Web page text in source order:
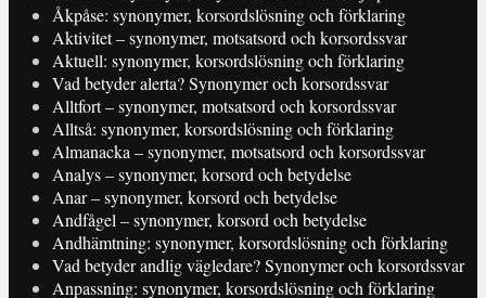
Åkpåse: synonymer, korsordslösning och förklaring
Aktivitet – synonymer, motsatsord och korsordssvar
Aktuell: synonymer, korsordslösning och förklaring
Vad betyder alerta? Synonymer och korsordssvar
Alltfort – synonymer, motsatsord och korsordssvar
Alltså: synonymer, korsordslösning och förklaring
Almanacka – synonymer, motsatsord och korsordssvar
Analys – synonymer, korsord och betydelse
Anar – synonymer, korsord och betydelse
Andfågel – synonymer, korsord och betydelse
Andhämtning: synonymer, korsordslösning och förklaring
Vad betyder andlig vägledare? Synonymer och korsordssvar
Anpassning: synonymer, korsordslösning och förklaring